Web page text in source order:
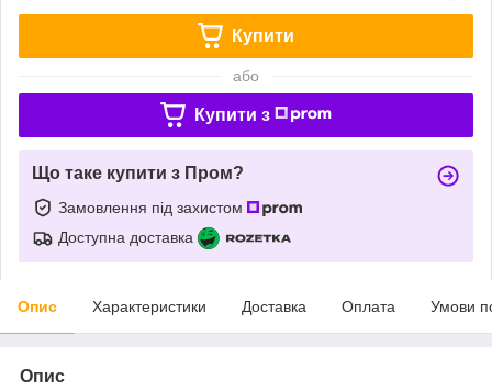
Купити
або
Купити з
Що таке купити з Пром?
Замовлення під захистом
Доступна доставка
Опис Характеристики Доставка Оплата Умови
Опис